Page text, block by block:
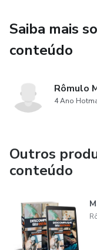
Saiba mais
conteúdo
Rômulo
4 Ano
Outros
conteúdo